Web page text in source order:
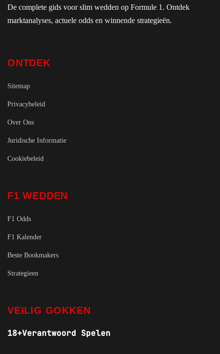
De complete gids voor slim wedden op Formule 1. Ontdek
marktanalyses, actuele odds en winnende strategieën.
ONTDEK
Sitemap
Privacybeleid
Over Ons
Juridische Informatie
Cookiebeleid
F1 WEDDEN
F1 Odds
F1 Kalender
Beste Bookmakers
Strategieen
VEILIG GOKKEN
18+Verantwoord Spelen